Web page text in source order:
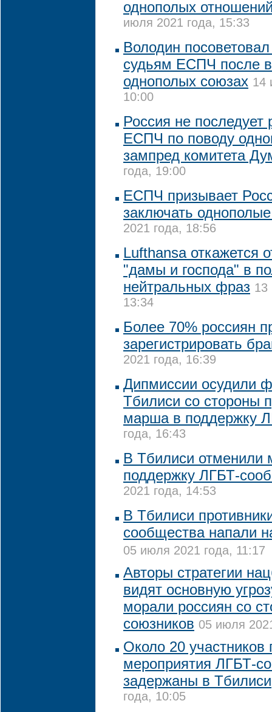
однополых
июля 2021 года, 15:33
Володин
судьям ЕСПЧ после
однополых союзах 14
10:00
Россия не последует
ЕСПЧ по поводу
зампред комитета
года, 19:00
ЕСПЧ призывает
заключать
2021 года, 18:56
Lufthansa откажется
"дамы и господа" в
нейтральных фраз 13
13:34
Более 70% россиян
зарегистрировать
2021 года, 16:39
Дипмиссии осудили
Тбилиси со стороны
марша в поддержку
года, 16:43
В Тбилиси отменили
поддержку ЛГБТ-
2021 года, 14:53
В Тбилиси
сообщества напали
05 июля 2021 года, 11:17
Авторы стратегии
видят основную
морали россиян со
союзников 05 июля
Около 20 участников
мероприятия ЛГБТ-
задержаны в Тбилиси
года, 10:05